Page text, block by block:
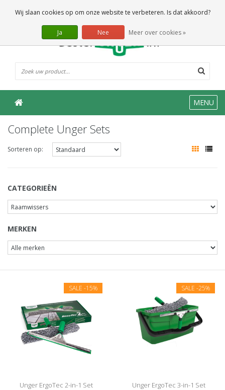
0 Artikelen
MENU
Complete Unger Sets
Sorteren op:
CATEGORIEËN
MERKEN
SALE -15%
Unger ErgoTec 2-in-1 Set
SALE -25%
Unger ErgoTec 3-in-1 Set
Wij slaan cookies op om onze website te verbeteren. Is dat akkoord?
Ja Nee Meer over cookies »